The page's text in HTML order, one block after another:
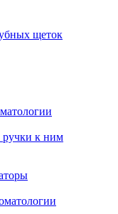
щеток
ручки к ним